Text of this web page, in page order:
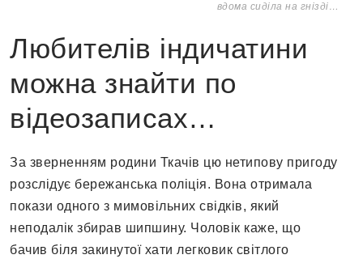
вдома сиділа на гнізді…
Любителів індичатини
можна знайти по
відеозаписах…
За зверненням родини Ткачів цю нетипову пригоду
розслідує бережанська поліція. Вона отримала
покази одного з мимовільних свідків, який
неподалік збирав шипшину. Чоловік каже, що
бачив біля закинутої хати легковик світлого